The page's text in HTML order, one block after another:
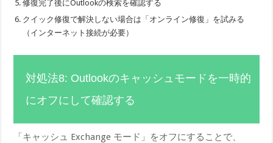
修復完了後にOutlookの検索を確認する
クイック修復で解決しない場合は「オンライン修復」を試みる
（インターネット接続が必要）
対処法8: Outlookのキャッシュモードを一時的
にオフにして確認する
「キャッシュ Exchange モード」をオフにすることで、